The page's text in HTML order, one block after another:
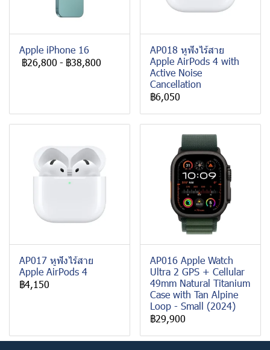
Apple iPhone 16
฿26,800 - ฿38,800
AP018 หูฟังไร้สาย
Apple AirPods 4 with
Active Noise
Cancellation
฿6,050
AP017 หูฟังไร้สาย
Apple AirPods 4
฿4,150
AP016 Apple Watch
Ultra 2 GPS + Cellular
49mm Natural Titanium
Case with Tan Alpine
Loop - Small (2024)
฿29,900